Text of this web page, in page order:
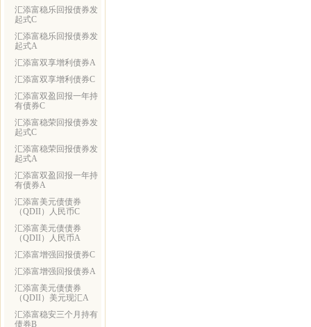
汇添富稳乐回报债券发
起式C
汇添富稳乐回报债券发
起式A
汇添富双享增利债券A
汇添富双享增利债券C
汇添富双盈回报一年持
有债券C
汇添富稳荣回报债券发
起式C
汇添富稳荣回报债券发
起式A
汇添富双盈回报一年持
有债券A
汇添富美元债债券
（QDII）人民币C
汇添富美元债债券
（QDII）人民币A
汇添富增强回报债券C
汇添富增强回报债券A
汇添富美元债债券
（QDII）美元现汇A
汇添富稳安三个月持有
债券B